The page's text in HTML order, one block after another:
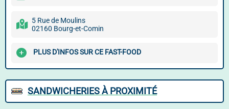
5 Rue de Moulins
02160 Bourg-et-Comin
PLUS D'INFOS SUR CE FAST-FOOD
SANDWICHERIES À PROXIMITÉ